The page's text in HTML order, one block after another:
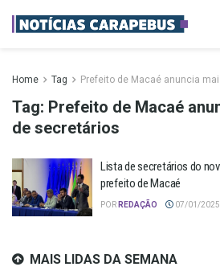
Home Tag Prefeito de Macaé anuncia
Tag: Prefeito de Macaé
de secretários
Lista de secretários do
prefeito de Macaé
POR REDAÇÃO 07/01/2025
MAIS LIDAS DA SEMANA